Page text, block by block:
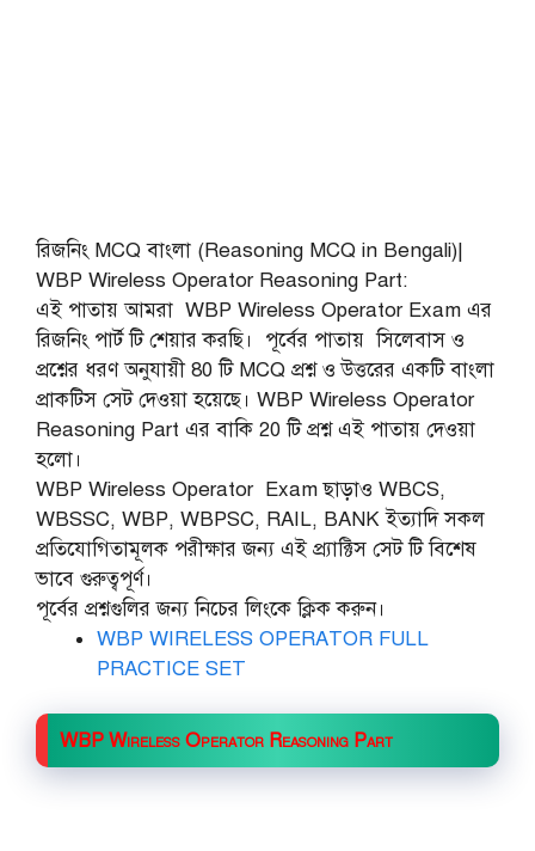
রিজনিং MCQ বাংলা (Reasoning MCQ in Bengali)|
WBP Wireless Operator Reasoning Part:
এই পাতায় আমরা WBP Wireless Operator Exam এর
রিজনিং পার্ট টি শেয়ার করছি। পূর্বের পাতায় সিলেবাস ও
প্রশ্নের ধরণ অনুযায়ী 80 টি MCQ প্রশ্ন ও উত্তরের একটি বাংলা
প্রাকটিস সেট দেওয়া হয়েছে। WBP Wireless Operator
Reasoning Part এর বাকি 20 টি প্রশ্ন এই পাতায় দেওয়া
হলো।
WBP Wireless Operator Exam ছাড়াও WBCS,
WBSSC, WBP, WBPSC, RAIL, BANK ইত্যাদি সকল
প্রতিযোগিতামূলক পরীক্ষার জন্য এই প্র্যাক্টিস সেট টি বিশেষ
ভাবে গুরুত্বপূর্ণ।
পূর্বের প্রশ্নগুলির জন্য নিচের লিংকে ক্লিক করুন।
WBP WIRELESS OPERATOR FULL
PRACTICE SET
WBP Wireless Operator Reasoning Part